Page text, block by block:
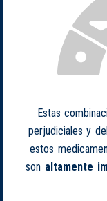
Estas
perjudiciales y
estos
son altamente